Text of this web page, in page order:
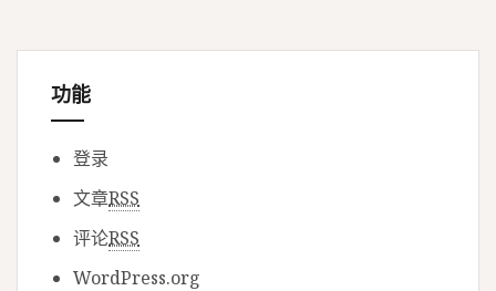
功能
登录
文章RSS
评论RSS
WordPress.org